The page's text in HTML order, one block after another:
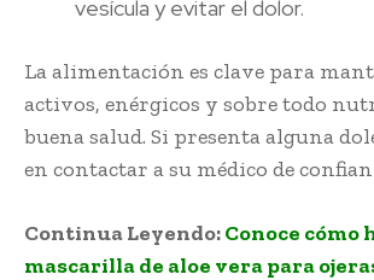
vesícula y evitar el dolor.
La alimentación es clave para
activos, enérgicos y sobre todo
buena salud. Si presenta alguna
en contactar a su médico de
Continua Leyendo:Conoce cómo
mascarilla de aloe vera para